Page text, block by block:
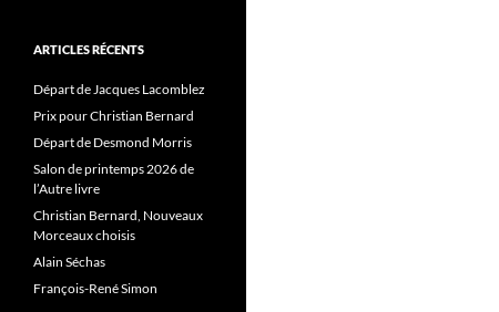
ARTICLES RÉCENTS
Départ de Jacques Lacomblez
Prix pour Christian Bernard
Départ de Desmond Morris
Salon de printemps 2026 de
l’Autre livre
Christian Bernard, Nouveaux
Morceaux choisis
Alain Séchas
François-René Simon